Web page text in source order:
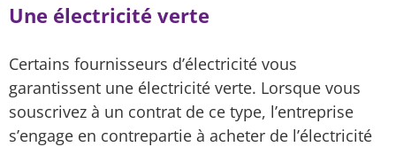
Une électricité verte
Certains fournisseurs d’électricité vous
garantissent une électricité verte. Lorsque vous
souscrivez à un contrat de ce type, l’entreprise
s’engage en contrepartie à acheter de l’électricité